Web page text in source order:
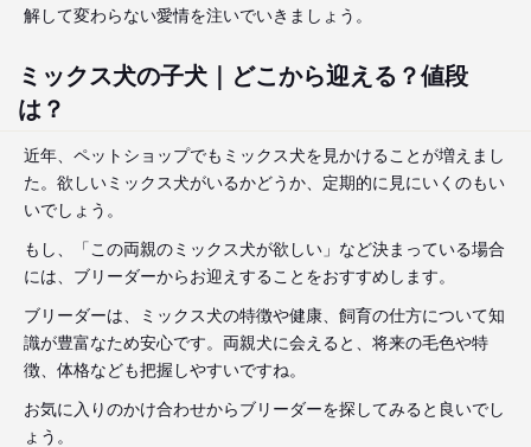
解して変わらない愛情を注いでいきましょう。
ミックス犬の子犬｜どこから迎える？値段
は？
近年、ペットショップでもミックス犬を見かけることが増えまし
た。欲しいミックス犬がいるかどうか、定期的に見にいくのもい
いでしょう。
もし、「この両親のミックス犬が欲しい」など決まっている場合
には、ブリーダーからお迎えすることをおすすめします。
ブリーダーは、ミックス犬の特徴や健康、飼育の仕方について知
識が豊富なため安心です。両親犬に会えると、将来の毛色や特
徴、体格なども把握しやすいですね。
お気に入りのかけ合わせからブリーダーを探してみると良いでし
ょう。